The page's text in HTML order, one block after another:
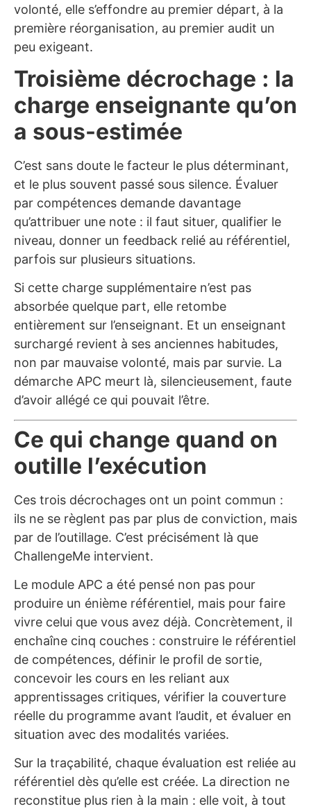
volonté, elle s’effondre au premier départ, à la
première réorganisation, au premier audit un
peu exigeant.
Troisième décrochage : la
charge enseignante qu’on
a sous-estimée
C’est sans doute le facteur le plus déterminant,
et le plus souvent passé sous silence. Évaluer
par compétences demande davantage
qu’attribuer une note : il faut situer, qualifier le
niveau, donner un feedback relié au référentiel,
parfois sur plusieurs situations.
Si cette charge supplémentaire n’est pas
absorbée quelque part, elle retombe
entièrement sur l’enseignant. Et un enseignant
surchargé revient à ses anciennes habitudes,
non par mauvaise volonté, mais par survie. La
démarche APC meurt là, silencieusement, faute
d’avoir allégé ce qui pouvait l’être.
Ce qui change quand on
outille l’exécution
Ces trois décrochages ont un point commun :
ils ne se règlent pas par plus de conviction, mais
par de l’outillage. C’est précisément là que
ChallengeMe intervient.
Le module APC a été pensé non pas pour
produire un énième référentiel, mais pour faire
vivre celui que vous avez déjà. Concrètement, il
enchaîne cinq couches : construire le référentiel
de compétences, définir le profil de sortie,
concevoir les cours en les reliant aux
apprentissages critiques, vérifier la couverture
réelle du programme avant l’audit, et évaluer en
situation avec des modalités variées.
Sur la traçabilité, chaque évaluation est reliée au
référentiel dès qu’elle est créée. La direction ne
reconstitue plus rien à la main : elle voit, à tout